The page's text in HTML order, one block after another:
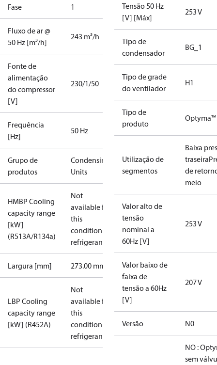
Fase 1
Fluxo de ar @
50 Hz [m³/h]
243 m³/h
Fonte de
alimentação
do compressor
[V]
230/1/50
Frequência
[Hz]
50 Hz
Grupo de
produtos
Condensing
Units
HMBP Cooling
capacity range
[kW]
(R513A/R134a)
Not
available for
this
condition /
refrigerant
Largura [mm] 273.00 mm
LBP Cooling
capacity range
[kW] (R452A)
Not
available for
this
condition /
refrigerant
Tensão 50 Hz
[V] [Máx]
253 V
Tipo de
condensador
BG_1
Tipo de grade
do ventilador
H1
Tipo de
produto
Optyma™
Utilização de
segmentos
Baixa
traseira
de
meio
Valor alto de
tensão
nominal a
60Hz [V]
253 V
Valor baixo de
faixa de
tensão a 60Hz
[V]
207 V
Versão N0
NO :
sem